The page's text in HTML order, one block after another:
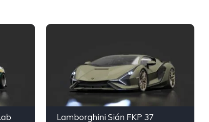
Lamborghini Sián FKP 37